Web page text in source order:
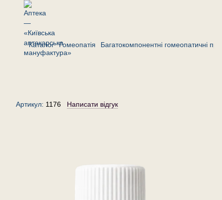
Каталог Гомеопатія Багатокомпонентні гомеопатичні
Комплекс «При катаракті»—
Артикул: 1176 Написати відгук